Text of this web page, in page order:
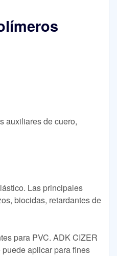
auxiliares de cuero,
Las principales
biocidas, retardantes de
para PVC. ADK CIZER
aplicar para fines